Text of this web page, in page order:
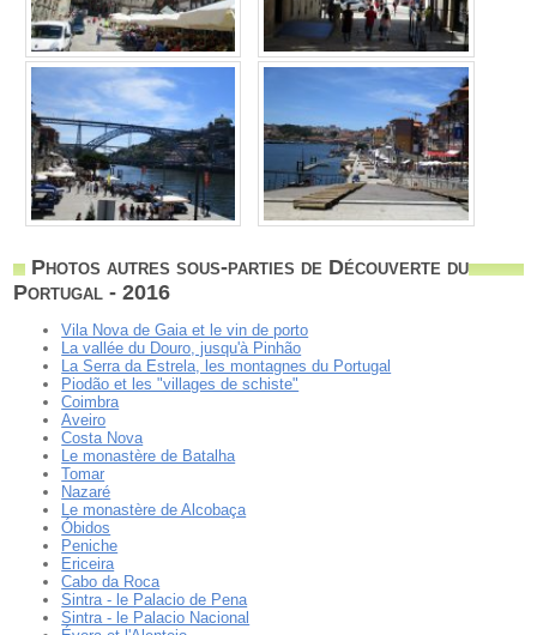
Photos autres sous-parties de Découverte du
Portugal - 2016
Vila Nova de Gaia et le vin de porto
La vallée du Douro, jusqu'à Pinhão
La Serra da Estrela, les montagnes du Portugal
Piodão et les "villages de schiste"
Coimbra
Aveiro
Costa Nova
Le monastère de Batalha
Tomar
Nazaré
Le monastère de Alcobaça
Óbidos
Peniche
Ericeira
Cabo da Roca
Sintra - le Palacio de Pena
Sintra - le Palacio Nacional